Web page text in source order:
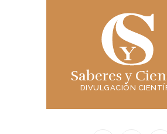
Saberes y
DIVULGACIÓN